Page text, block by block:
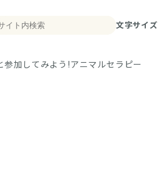
文字サイズ
参加してみよう!アニマルセラピー